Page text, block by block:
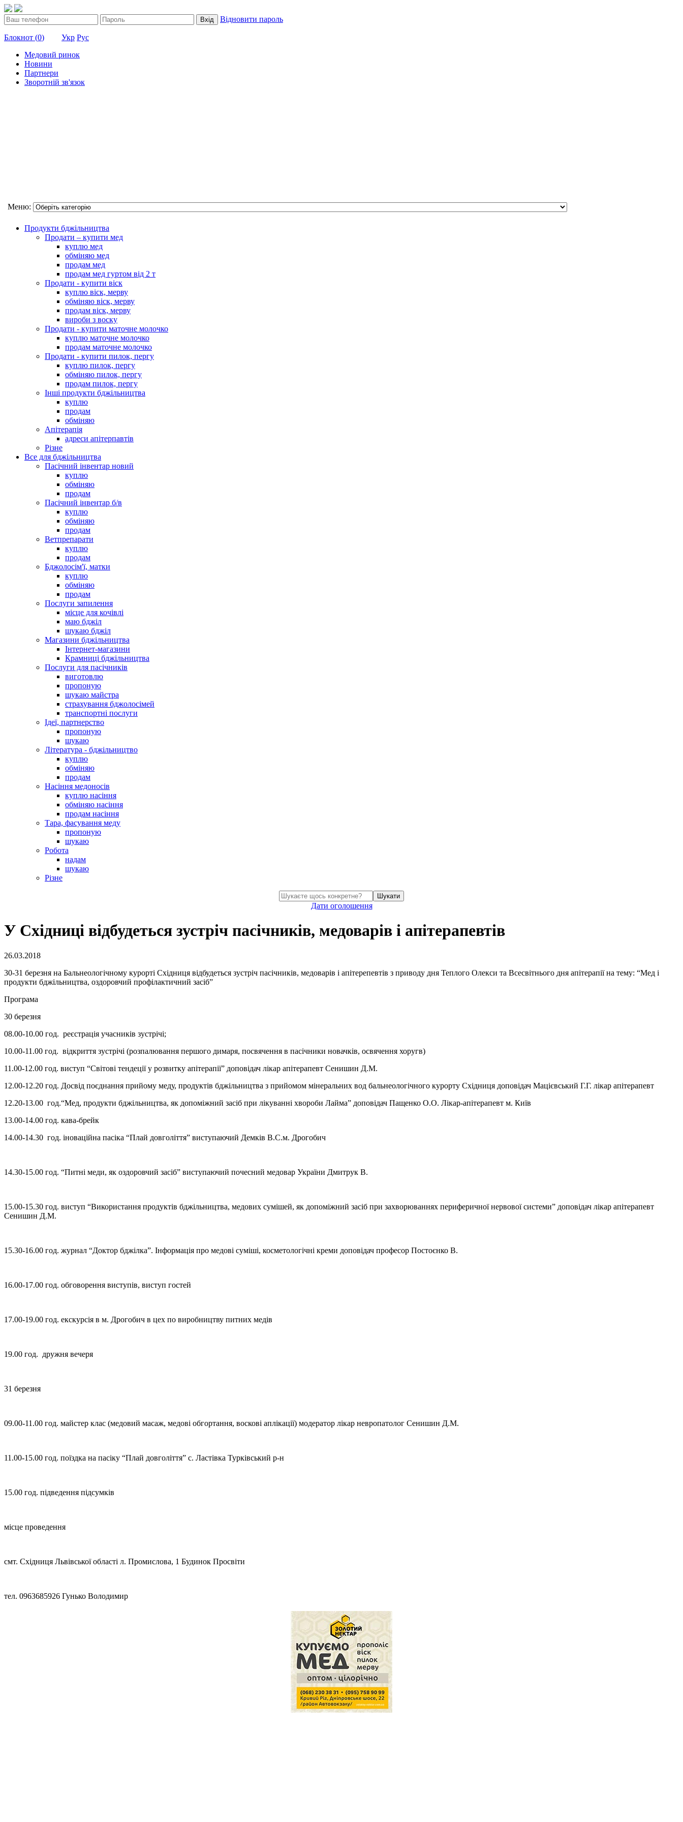
Вхід Відновити пароль
Блокнот (0) Укр Рус
Медовий ринок
Новини
Партнери
Зворотній зв'язок
Меню:
Продукти бджільництва
Продати – купити мед
куплю мед
обміняю мед
продам мед
продам мед гуртом від 2 т
Продати - купити віск
куплю віск, мерву
обміняю віск, мерву
продам віск, мерву
вироби з воску
Продати - купити маточне молочко
куплю маточне молочко
продам маточне молочко
Продати - купити пилок, пергу
куплю пилок, пергу
обміняю пилок, пергу
продам пилок, пергу
Інші продукти бджільництва
куплю
продам
обміняю
Апітерапія
адреси апітерпавтів
Різне
Все для бджільництва
Пасічний інвентар новий
куплю
обміняю
продам
Пасічний інвентар б/в
куплю
обміняю
продам
Ветпрепарати
куплю
продам
Бджолосім'ї, матки
куплю
обміняю
продам
Послуги запилення
місце для кочівлі
маю бджіл
шукаю бджіл
Магазини бджільництва
Інтернет-магазини
Крамниці бджільництва
Послуги для пасічників
виготовлю
пропоную
шукаю майстра
страхування бджолосімей
транспортні послуги
Ідеї, партнерство
пропоную
шукаю
Література - бджільництво
куплю
обміняю
продам
Насіння медоносів
куплю насіння
обміняю насіння
продам насіння
Тара, фасування меду
пропоную
шукаю
Робота
надам
шукаю
Різне
Шукати
Дати оголошення
У Східниці відбудеться зустріч пасічників, медоварів і апітерапевтів
26.03.2018
30-31 березня на Бальнеологічному курорті Східниця відбудеться зустріч пасічників, медоварів і апітерепевтів з приводу дня Теплого Олекси та Всесвітнього дня апітерапії на тему: “Мед і
продукти бджільництва, оздоровчий профілактичний засіб”
Програма
30 березня
08.00-10.00 год. реєстрація учасників зустрічі;
10.00-11.00 год. відкриття зустрічі (розпалювання першого димаря, посвячення в пасічники новачків, освячення хоругв)
11.00-12.00 год. виступ “Світові тендеції у розвитку апітерапії” доповідач лікар апітерапевт Сенишин Д.М.
12.00-12.20 год. Досвід поєднання прийому меду, продуктів бджільництва з прийомом мінеральних вод бальнеологічного курорту Східниця доповідач Мацієвський Г.Г. лікар апітерапевт
12.20-13.00 год.“Мед, продукти бджільництва, як допоміжний засіб при лікуванні хвороби Лайма” доповідач Пащенко О.О. Лікар-апітерапевт м. Київ
13.00-14.00 год. кава-брейк
14.00-14.30 год. іноваційна пасіка “Плай довголіття” виступаючий Демків В.С.м. Дрогобич
14.30-15.00 год. “Питні меди, як оздоровчий засіб” виступаючий почесний медовар України Дмитрук В.
15.00-15.30 год. виступ “Використання продуктів бджільництва, медових сумішей, як допоміжний засіб при захворюваннях периферичної нервової системи” доповідач лікар апітерапевт
Сенишин Д.М.
15.30-16.00 год. журнал “Доктор бджілка”. Інформація про медові суміші, косметологічні креми доповідач професор Постоєнко В.
16.00-17.00 год. обговорення виступів, виступ гостей
17.00-19.00 год. екскурсія в м. Дрогобич в цех по виробництву питних медів
19.00 год. дружня вечеря
31 березня
09.00-11.00 год. майстер клас (медовий масаж, медові обгортання, воскові аплікації) модератор лікар невропатолог Сенишин Д.М.
11.00-15.00 год. поїздка на пасіку “Плай довголіття” с. Ластівка Турківський р-н
15.00 год. підведення підсумків
місце проведення
смт. Східниця Львівської області л. Промислова, 1 Будинок Просвіти
тел. 0963685926 Гунько Володимир